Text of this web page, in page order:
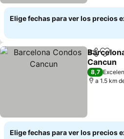
Elige fechas para ver los precios
Compartir
Cancun
8,7
a 1.5 km
Elige fechas para ver los precios